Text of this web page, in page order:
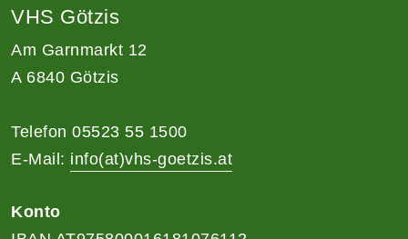
VHS Götzis
Am Garnmarkt 12
A 6840 Götzis
Telefon 05523 55 1500
E-Mail: info(at)vhs-goetzis.at
Konto